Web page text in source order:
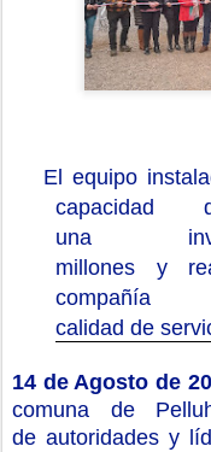
El equipo
capacidad
una
millones yre
calidad de
14 de Agosto de
comuna de
de autoridades y